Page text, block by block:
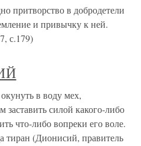
в добродетели
и привычку к ней.
с.179)
в воду мех,
силой какого-либо
что-либо вопреки его воле.
тиран (Дионисий, правитель